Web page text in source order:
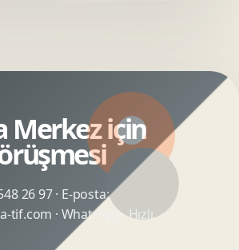
Merkez için
26 97· E-posta:
tif.com · WhatsApp:Hızlı